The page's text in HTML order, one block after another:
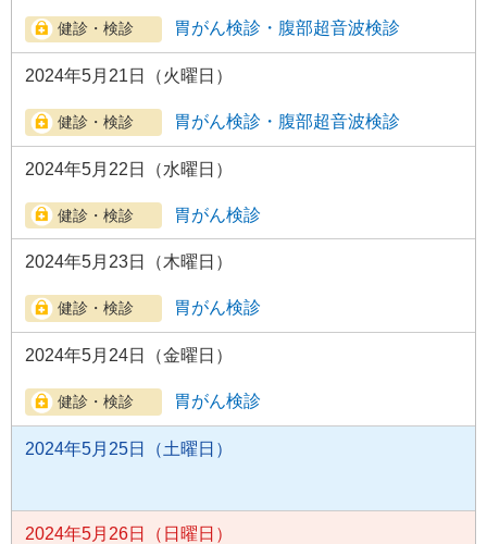
胃がん検診・腹部超音波検診
2024年5月21日（火曜日）
胃がん検診・腹部超音波検診
2024年5月22日（水曜日）
胃がん検診
2024年5月23日（木曜日）
胃がん検診
2024年5月24日（金曜日）
胃がん検診
2024年5月25日（土曜日）
2024年5月26日（日曜日）